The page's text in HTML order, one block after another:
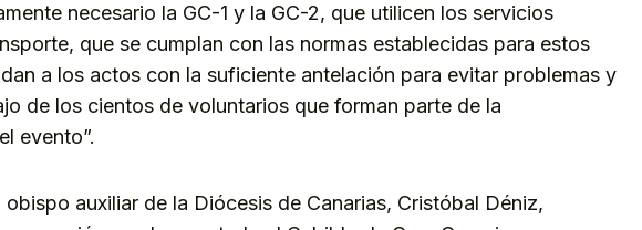
necesario la GC-1 y la GC-2, que utilicen los servicios
que se cumplan con las normas establecidas para estos
a los actos con la suficiente antelación para evitar problemas y
de los cientos de voluntarios que forman parte de la
evento”.
obispo auxiliar de la Diócesis de Canarias, Cristóbal Déniz,